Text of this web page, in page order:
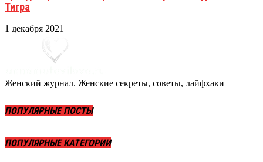
Тигра
1 декабря 2021
Женский журнал. Женские секреты, советы, лайфхаки
ПОПУЛЯРНЫЕ ПОСТЫ
ПОПУЛЯРНЫЕ КАТЕГОРИИ